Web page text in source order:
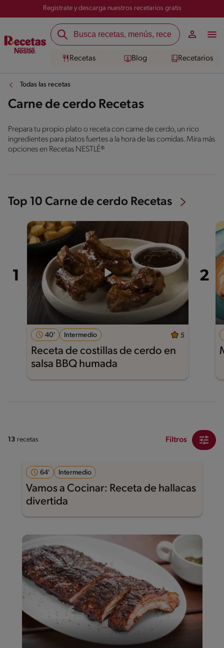
Registrate y descarga nuestros recetarios gratis
Recetas Blog Recetarios
Todas las recetas
Carne de cerdo Recetas
Prepara tu propio plato o receta con carne de cerdo, un rico
ingredientes para platos fuertes a la hora de las comidas. Mira más
opciones en Recetas NESTLÉ®
Top 10 Carne de cerdo Recetas
40' Intermedio 5
Receta de costillas de cerdo en
salsa BBQ humada
13 recetas Filtros
64' Intermedio
Vamos a Cocinar: Receta de hallacas
divertida